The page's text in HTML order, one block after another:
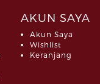
AKUN SAYA
Akun Saya
Wishlist
Keranjang